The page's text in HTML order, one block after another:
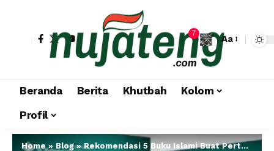
7
Aa
Beranda Berita Khutbah
Kolom
Profil
Home» Blog»Rekomendasi 5 Buku Islami Buat Pertebal Iman, Wajib Masuk Daftar Bacaan!